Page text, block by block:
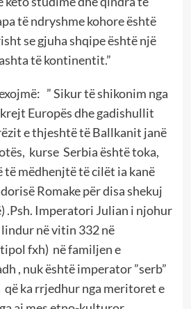
të ndryshme kohore është
se gjuha shqipe është një
të kontinentit.”
” Sikur të shikonim nga
Europës dhe gadishullit
e thjeshtë të Ballkanit janë
kurse Serbia është toka,
të mëdhenjtë të cilët ia kanë
Romake për disa shekuj
.Psh. Imperatori Julian i njohur
në vitin 332 në
fxh) në familjen e
, nuk është imperator ”serb”
ka rrjedhur nga meritoret e